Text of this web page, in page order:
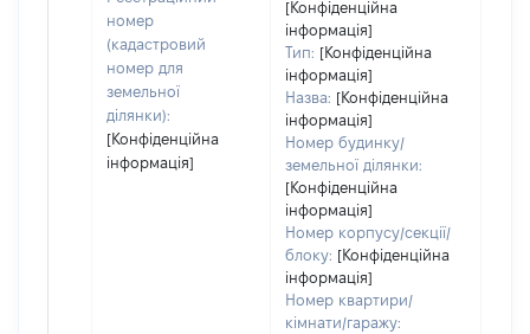
номер
(кадастровий
номер для
земельної
ділянки):
[Конфіденційна
інформація]
[Конфіденційна
інформація]
Тип: [Конфіденційна
інформація]
Назва: [Конфіденційна
інформація]
Номер будинку/
земельної ділянки:
[Конфіденційна
інформація]
Номер корпусу/секції/
блоку: [Конфіденційна
інформація]
Номер квартири/
кімнати/гаражу: